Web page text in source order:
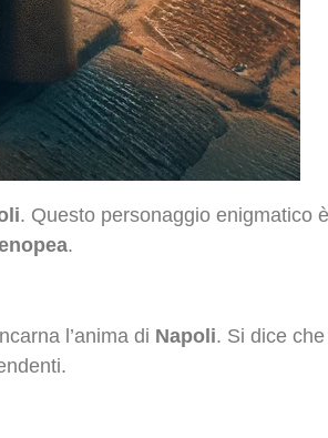
. Questo personaggio enigmatico
.
l’anima di Napoli. Si dice che